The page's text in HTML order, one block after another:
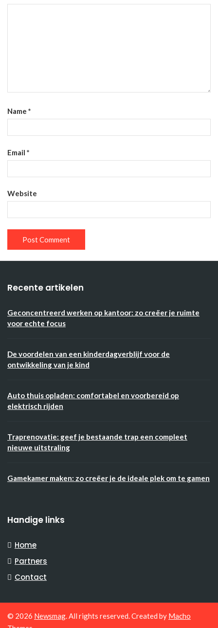
Name *
Email *
Website
Recente artikelen
Geconcentreerd werken op kantoor: zo creëer je ruimte
voor echte focus
De voordelen van een kinderdagverblijf voor de
ontwikkeling van je kind
Auto thuis opladen: comfortabel en voorbereid op
elektrisch rijden
Traprenovatie: geef je bestaande trap een compleet
nieuwe uitstraling
Gamekamer maken: zo creëer je de ideale plek om te gamen
Handige links
Home
Partners
Contact
© 2026 Newsmag. All rights reserved. Created by Macho